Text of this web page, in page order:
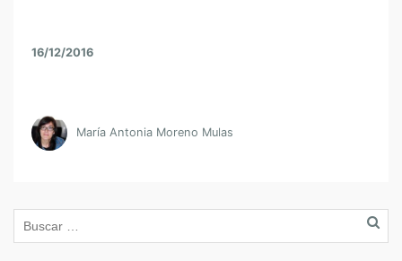
16/12/2016
María Antonia Moreno Mulas